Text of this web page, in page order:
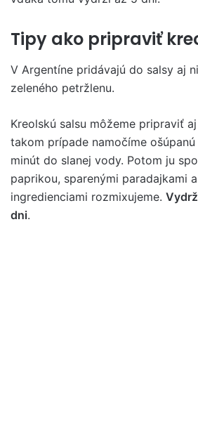
Tipy ako pripraviť
V Argentíne pridávajú do salsy aj
zeleného petržlenu.
Kreolskú salsu môžeme pripraviť
takom prípade namočíme
minút do slanej vody. Potom ju
paprikou, sparenými paradajkami
ingredienciami rozmixujeme.
dni.